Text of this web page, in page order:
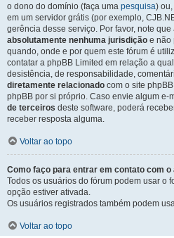
o dono do domínio (faça uma pesquisa)
em um servidor grátis (por exemplo,
gerência desse serviço. Por favor, note
absolutamente nenhuma jurisdição e não
quando, onde e por quem este fórum é
contatar a phpBB Limited em relação a
desistência, de responsabilidade,
diretamente relacionado com o site
phpBB por si próprio. Caso envie algum e-
de terceiros deste software, poderá
receber resposta alguma.
Voltar ao topo
Como faço para entrar em contato com
Todos os usuários do fórum podem usar o
opção estiver ativada.
Os usuários registrados também podem
Voltar ao topo